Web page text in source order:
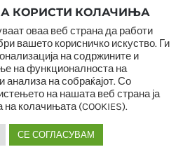
КОРИСТИ КОЛАЧИЊА
оваа веб страна да работи
вашето корисничко искуство. Ги
на содржините и
на функционалноста на
анализа на собраќајот. Со
на нашата веб страна ја
колачињата (COOKIES).
СЕ СОГЛАСУВАМ